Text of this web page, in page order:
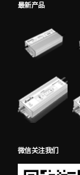
最新产品
微信关注我们